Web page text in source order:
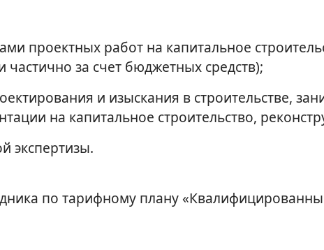
проектных работ на капитальное
за счет бюджетных средств);
и изыскания в строительстве,
на капитальное строительство,
экспертизы.
по тарифному плану